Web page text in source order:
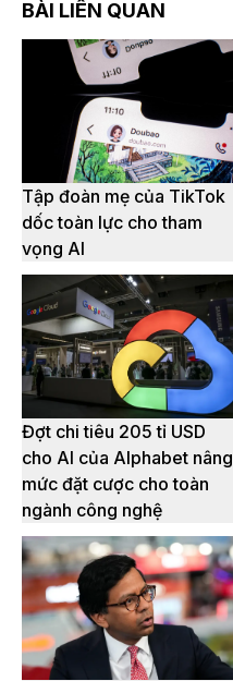
BÀI LIÊN QUAN
Tập đoàn mẹ của TikTok
dốc toàn lực cho tham
vọng AI
Đợt chi tiêu 205 tỉ USD
cho AI của Alphabet nâng
mức đặt cược cho toàn
ngành công nghệ